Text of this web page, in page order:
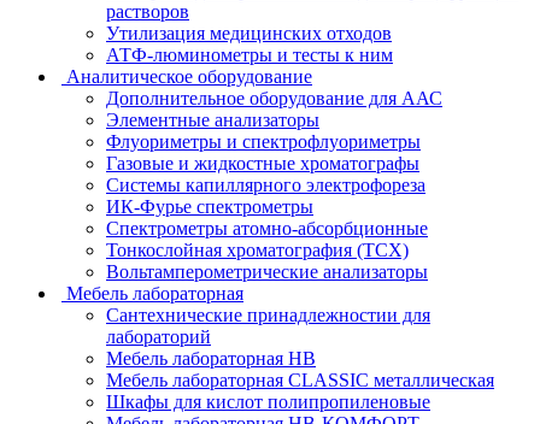
растворов
Утилизация медицинских отходов
АТФ-люминометры и тесты к ним
Аналитическое оборудование
Дополнительное оборудование для ААС
Элементные анализаторы
Флуориметры и спектрофлуориметры
Газовые и жидкостные хроматографы
Системы капиллярного электрофореза
ИК-Фурье спектрометры
Спектрометры атомно-абсорбционные
Тонкослойная хроматография (ТСХ)
Вольтамперометрические анализаторы
Мебель лабораторная
Сантехнические принадлежностии для
лабораторий
Мебель лабораторная НВ
Мебель лабораторная CLASSIC металлическая
Шкафы для кислот полипропиленовые